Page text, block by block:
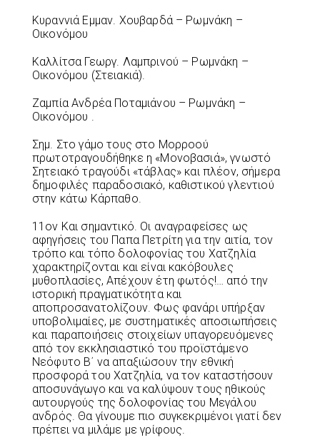
Κυραννιά Εμμαν. Χουβαρδά – Ρωμνάκη –
Οικονόμου
Καλλίτσα Γεωργ. Λαμπρινού – Ρωμνάκη –
Οικονόμου (Στειακιά).
Ζαμπία Ανδρέα Ποταμιάνου – Ρωμνάκη –
Οικονόμου .
Σημ. Στο γάμο τους στο Μορροού
πρωτοτραγουδήθηκε η «Μονοβασιά», γνωστό
Σητειακό τραγούδι «τάβλας» και πλέον, σήμερα
δημοφιλές παραδοσιακό, καθιστικού γλεντιού
στην κάτω Κάρπαθο.
11ον Και σημαντικό. Οι αναγραφείσες ως
αφηγήσεις του Παπα Πετρίτη για την αιτία, τον
τρόπο και τόπο δολοφονίας του Χατζηλία
χαρακτηρίζονται και είναι κακόβουλες
μυθοπλασίες, Απέχουν έτη φωτός!… από την
ιστορική πραγματικότητα και
αποπροσανατολίζουν. Φως φανάρι υπήρξαν
υποβολιμαίες, με συστηματικές αποσιωπήσεις
και παραποιήσεις στοιχείων υπαγορευόμενες
από τον εκκλησιαστικό του προϊστάμενο
Νεόφυτο Β΄ να απαξιώσουν την εθνική
προσφορά του Χατζηλία, να τον καταστήσουν
αποσυνάγωγο και να καλύψουν τους ηθικούς
αυτουργούς της δολοφονίας του Μεγάλου
ανδρός. Θα γίνουμε πιο συγκεκριμένοι γιατί δεν
πρέπει να μιλάμε με γρίφους.